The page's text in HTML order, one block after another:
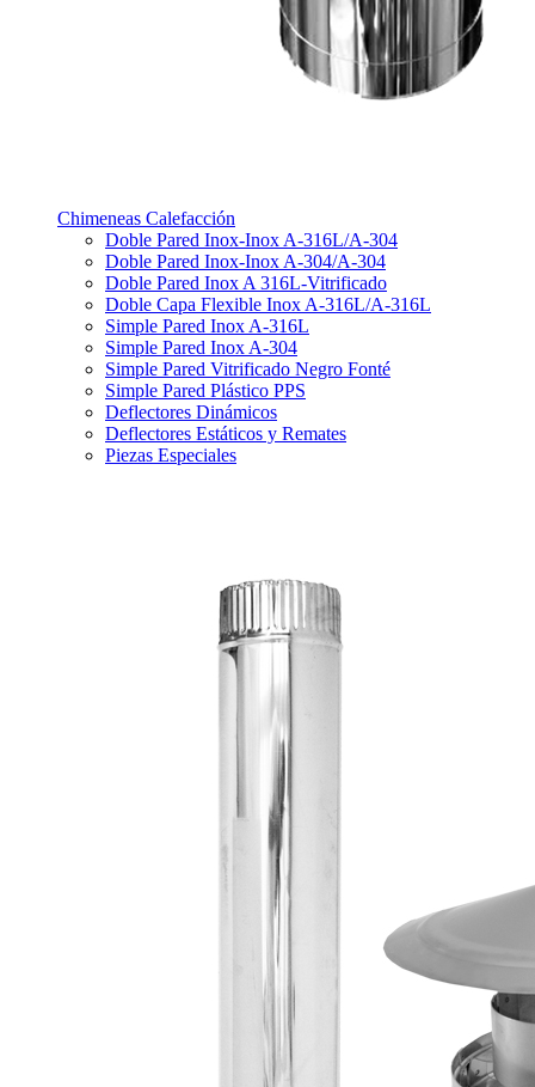
Chimeneas Calefacción
Doble Pared Inox-Inox A-316L/A-304
Doble Pared Inox-Inox A-304/A-304
Doble Pared Inox A 316L-Vitrificado
Doble Capa Flexible Inox A-316L/A-316L
Simple Pared Inox A-316L
Simple Pared Inox A-304
Simple Pared Vitrificado Negro Fonté
Simple Pared Plástico PPS
Deflectores Dinámicos
Deflectores Estáticos y Remates
Piezas Especiales